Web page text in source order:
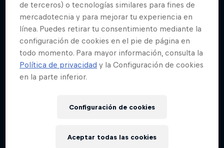
de terceros) o tecnologías similares para fines de
mercadotecnia y para mejorar tu experiencia en
línea. Puedes retirar tu consentimiento mediante la
configuración de cookies en el pie de página en
todo momento. Para mayor información, consulta la
Política de privacidad y la Configuración de cookies
en la parte inferior.
Configuración de cookies
Aceptar todas las cookies